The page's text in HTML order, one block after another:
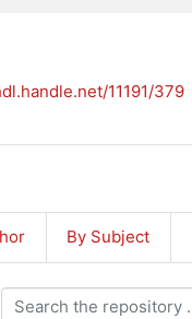
11191/379
By Subject